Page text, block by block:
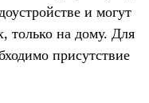
и могут
только на дому. Для
присутствие